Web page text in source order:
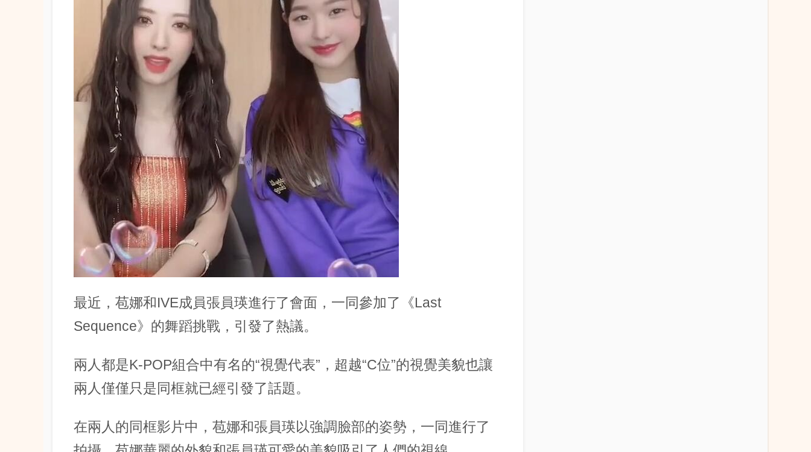
最近，苞娜和IVE成員張員瑛進行了會面，一同參加了《Last
Sequence》的舞蹈挑戰，引發了熱議。
兩人都是K-POP組合中有名的“視覺代表”，超越“C位”的視覺美貌也讓
兩人僅僅只是同框就已經引發了話題。
在兩人的同框影片中，苞娜和張員瑛以強調臉部的姿勢，一同進行了